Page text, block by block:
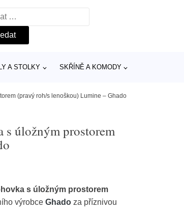
A STOLKY SKŘÍNĚ A KOMODY
(pravý roh/s lenoškou) Lumine – Ghado
s úložným prostorem
s úložným prostorem
výrobceGhado za příznivou